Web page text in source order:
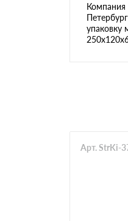
упаковку
Арт. StrKi-